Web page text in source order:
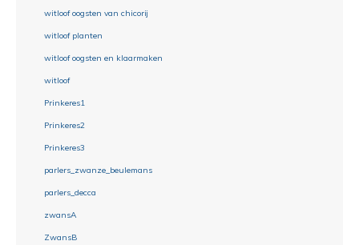
witloof oogsten van chicorij
witloof planten
witloof oogsten en klaarmaken
witloof
Prinkeres1
Prinkeres2
Prinkeres3
parlers_zwanze_beulemans
parlers_decca
zwansA
ZwansB